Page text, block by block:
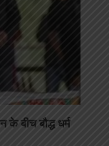
बीच बौद्ध धर्म